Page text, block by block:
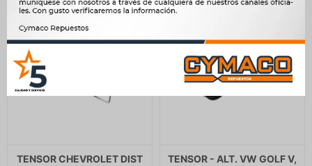
TENSOR CHEVROLET DIST
TENSOR - ALT. VW GOLF V,